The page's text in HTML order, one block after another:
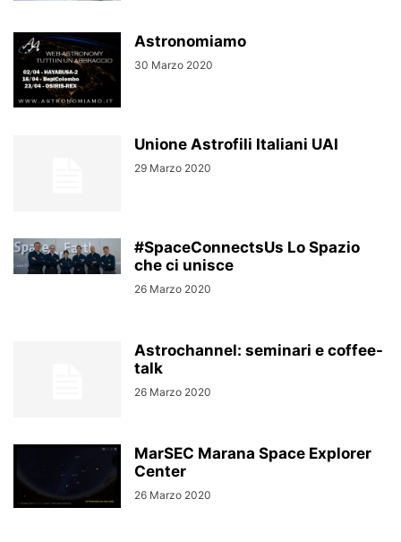
Astronomiamo
30 Marzo 2020
Unione Astrofili Italiani UAI
29 Marzo 2020
#SpaceConnectsUs Lo Spazio
che ci unisce
26 Marzo 2020
Astrochannel: seminari e coffee-
talk
26 Marzo 2020
MarSEC Marana Space Explorer
Center
26 Marzo 2020